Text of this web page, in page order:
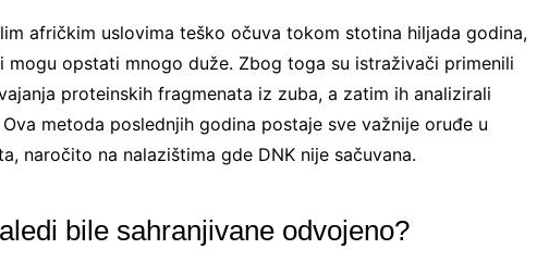
afričkim uslovima teško očuva tokom stotina hiljada godina,
opstati mnogo duže. Zbog toga su istraživači primenili
proteinskih fragmenata iz zuba, a zatim ih analizirali
metoda poslednjih godina postaje sve važnije oruđe u
naročito na nalazištima gde DNK nije sačuvana.
bile sahranjivane odvojeno?
Registrujte se na Sve o
Budite u toku!Prijavite se na našu